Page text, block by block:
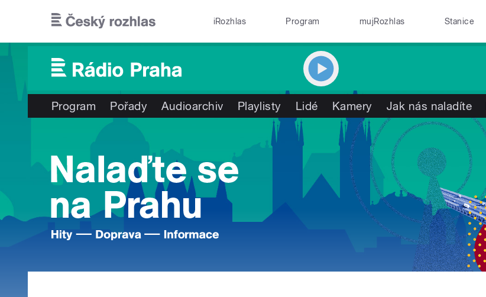
iRozhlas Program mujRozhlas Stanice
Program Pořady Audioarchiv Playlisty Lidé Kamery Jak nás naladíte